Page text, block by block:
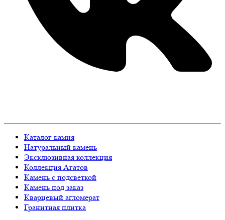
Каталог камня
Натуральный камень
Эксклюзивная коллекция
Коллекция Агатов
Камень с подсветкой
Камень под заказ
Кварцевый агломерат
Гранитная плитка